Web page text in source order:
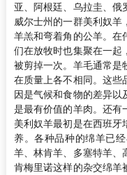
亚、阿根廷、乌拉圭、俄
威尔士州的一群美利奴羊
羊羔和弯着角的公羊。在
们在放牧时也集聚在一起
被剪掉一次。羊毛通常是
在质量上各不相同。这些
因是气候和食物的差异以
是最有价值的羊肉。还有
美利奴羊最初是在西班牙
养。各种品种的绵羊已
羊、林肯羊、多塞特羊、
肯梅里诺这样的杂交绵羊